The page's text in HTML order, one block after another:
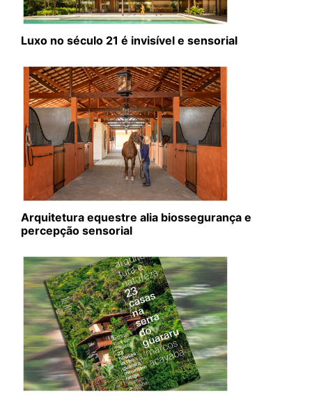
Luxo no século 21 é invisível e sensorial
Arquitetura equestre alia biossegurança e
percepção sensorial